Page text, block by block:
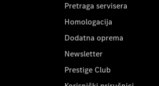
Pretraga servisera
Homologacija
Dodatna oprema
Newsletter
Prestige Club